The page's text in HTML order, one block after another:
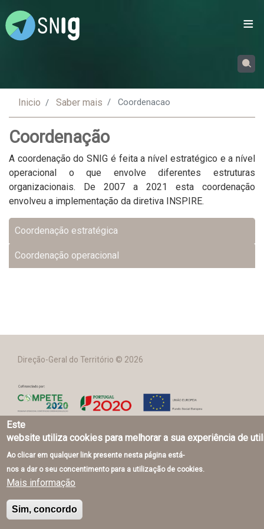
Inicio Saber mais Coordenacao
Coordenação
A coordenação do SNIG é feita a nível estratégico e a nível
operacional o que envolve diferentes estruturas
organizacionais. De 2007 a 2021 esta coordenação
envolveu a implementação da diretiva INSPIRE.
Coordenação
Coordenação estratégica
Coordenação operacional
Direção-Geral do Território © 2026
Este
website utiliza cookies para melhorar a sua experiência de
Ao clicar em qualquer link presente nesta página está-
nos a dar o seu concentimento para a utilização de cookies.
Mais informação
Sim, concordo